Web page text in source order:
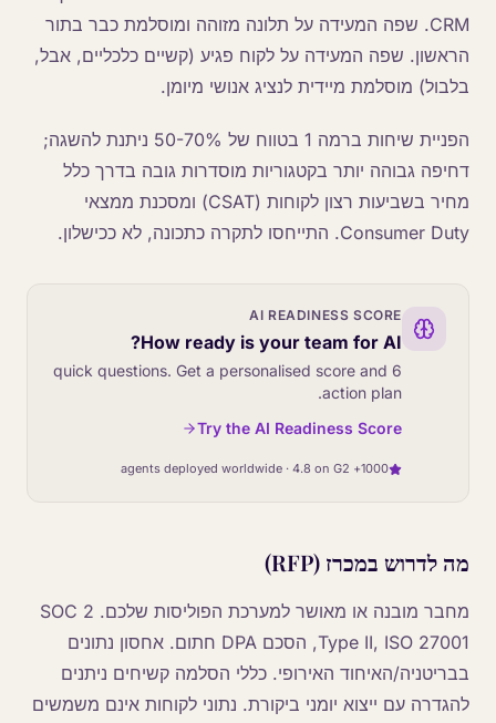
CRM. שפה המעידה על תלונה מזוהה ומוסלמת כבר בתור
הראשון. שפה המעידה על לקוח פגיע (קשיים כלכליים, אבל,
בלבול) מוסלמת מיידית לנציג אנושי מיומן.
הפניית שיחות ברמה 1 בטווח של 50-70% ניתנת להשגה;
דחיפה גבוהה יותר בקטגוריות מוסדרות גובה בדרך כלל
מחיר בשביעות רצון לקוחות (CSAT) ומסכנת ממצאי
Consumer Duty. התייחסו לתקרה כתכונה, לא ככישלון.
AI READINESS SCORE
How ready is your team for AI?
6 quick questions. Get a personalised score and
action plan.
Try the AI Readiness Score
1000+ agents deployed worldwide · 4.8 on G2
מה לדרוש במכרז (RFP)
מחבר מובנה או מאושר למערכת הפוליסות שלכם. SOC 2
Type II, ISO 27001, הסכם DPA חתום. אחסון נתונים
בבריטניה/האיחוד האירופי. כללי הסלמה קשיחים ניתנים
להגדרה עם ייצוא יומני ביקורת. נתוני לקוחות אינם משמשים